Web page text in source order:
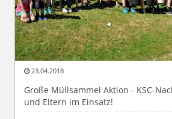
23.04.2018
Große Müllsammel Aktion - KSC-
und Eltern im Einsatz!